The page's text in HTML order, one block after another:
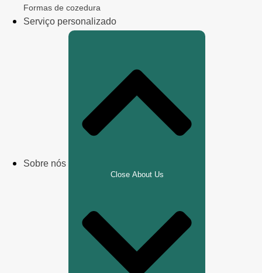
Formas de cozedura
Serviço personalizado
Sobre nós
Close About Us